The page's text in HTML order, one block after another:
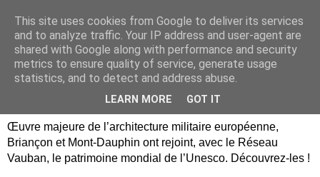
Briançon, Mont-Dauphin,
Vauban Unesco Hautes-
Œuvre majeure de l’architecture militaire européenne,
Briançon et Mont-Dauphin ont rejoint, avec le Réseau
Vauban, le patrimoine mondial de l’Unesco. Découvrez-les !
This site uses cookies from Google to deliver its services
and to analyze traffic. Your IP address and user-agent are
shared with Google along with performance and security
metrics to ensure quality of service, generate usage
statistics, and to detect and address abuse.
LEARN MORE GOT IT